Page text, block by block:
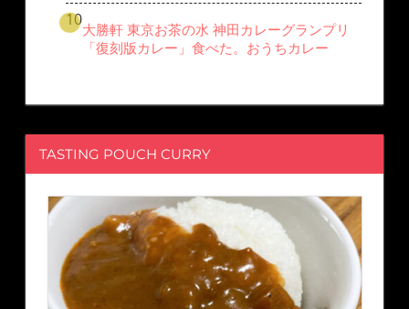
大勝軒 東京お茶の水 神田カレーグランプリ
「復刻版カレー」食べた。おうちカレー
TASTING POUCH CURRY